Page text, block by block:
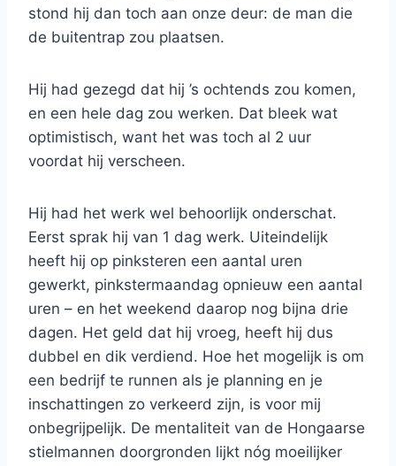
stond hij dan toch aan onze deur: de man die
de buitentrap zou plaatsen.
Hij had gezegd dat hij ’s ochtends zou komen,
en een hele dag zou werken. Dat bleek wat
optimistisch, want het was toch al 2 uur
voordat hij verscheen.
Hij had het werk wel behoorlijk onderschat.
Eerst sprak hij van 1 dag werk. Uiteindelijk
heeft hij op pinksteren een aantal uren
gewerkt, pinkstermaandag opnieuw een aantal
uren – en het weekend daarop nog bijna drie
dagen. Het geld dat hij vroeg, heeft hij dus
dubbel en dik verdiend. Hoe het mogelijk is om
een bedrijf te runnen als je planning en je
inschattingen zo verkeerd zijn, is voor mij
onbegrijpelijk. De mentaliteit van de Hongaarse
stielmannen doorgronden lijkt nóg moeilijker